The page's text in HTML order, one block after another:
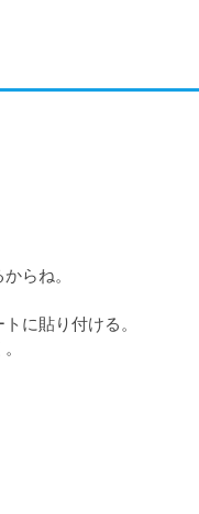
らね。
に貼り付ける。